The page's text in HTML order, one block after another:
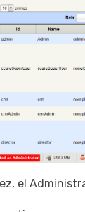
el